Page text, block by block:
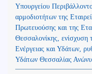
Υπουργείου
αρμοδιοτήτων της
Πρωτευούσης και της
Θεσσαλονίκης, ενίσχυση
Ενέργειας και Υδάτων,
Υδάτων Θεσσαλίας